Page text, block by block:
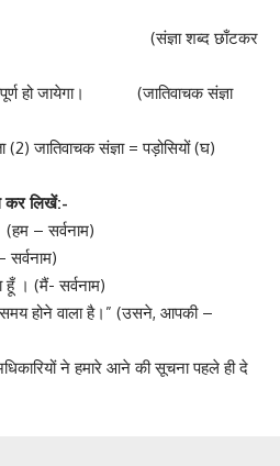
(संज्ञा शब्द छाँटकर
हो जायेगा। (जातिवाचक संज्ञा
(2) जातिवाचक संज्ञा = पड़ोसियों (घ)
कर लिखें:-
– सर्वनाम)
। (मैं- सर्वनाम)
होने वाला है।” (उसने, आपकी –
ने हमारे आने की सूचना पहले ही दे